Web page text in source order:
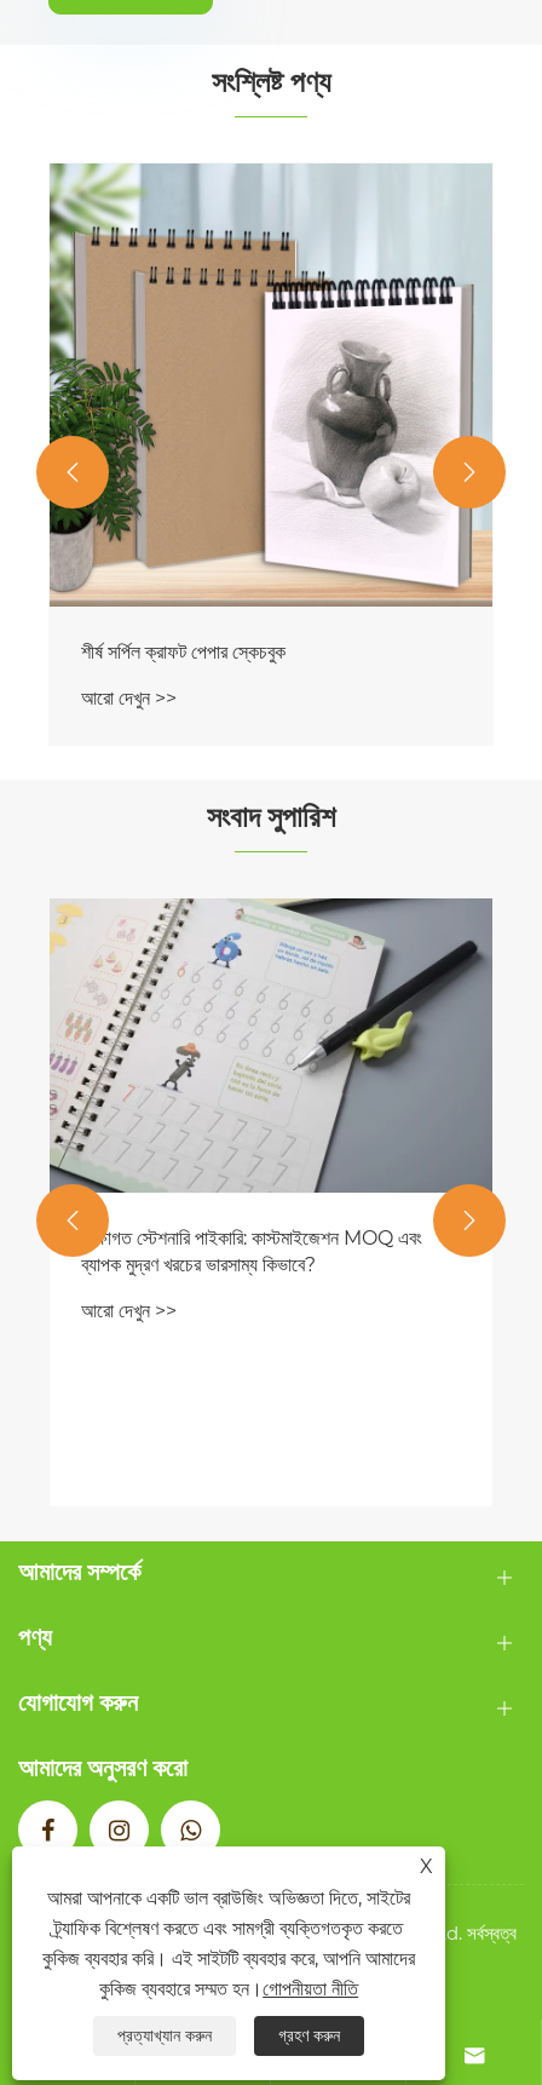
সংশ্লিষ্ট পণ্য
160gsm A4 স্কেচবুক
আরো দেখুন >>
 
সংবাদ সুপারিশ
স্কেচবুক নির্বাচন নির্দেশিকা - আপনার আদর্শ অঙ্কন কাগজ খুঁজুন
আরো দেখুন >>
 
আমাদের সম্পর্কে
পণ্য
যোগাযোগ করুন
আমাদের অনুসরণ করো
কপিরাইট © 2026 Wenzhou Qide Packaging Co., Ltd. সর্বস্বত্ব
সংরক্ষিত৷
LinksSitemap RSSXML গোপনীয়তা নীতি
 
X
আমরা আপনাকে একটি ভাল ব্রাউজিং অভিজ্ঞতা দিতে, সাইটের
ট্র্যাফিক বিশ্লেষণ করতে এবং সামগ্রী ব্যক্তিগতকৃত করতে
কুকিজ ব্যবহার করি। এই সাইটটি ব্যবহার করে, আপনি আমাদের
কুকিজ ব্যবহারে সম্মত হন।গোপনীয়তা নীতি
প্রত্যাখ্যান করুন গ্রহণ করুন